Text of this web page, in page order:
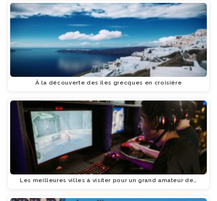
À la découverte des îles grecques en croisière
Les meilleures villes à visiter pour un grand amateur de…